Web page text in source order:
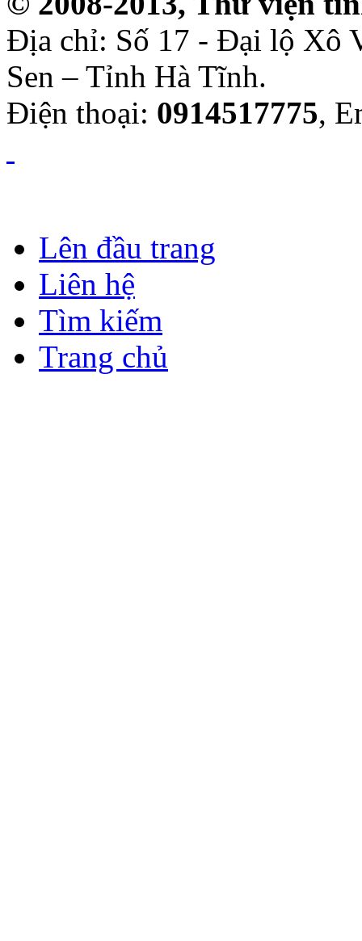
Địa chỉ: Số 17 - Đại lộ Xô
Sen – Tỉnh Hà Tĩnh.
Điện thoại: 0914517775,
Lên đầu trang
Liên hệ
Tìm kiếm
Trang chủ